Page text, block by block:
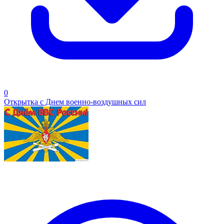
0
Открытка с Днем военно-воздушных сил